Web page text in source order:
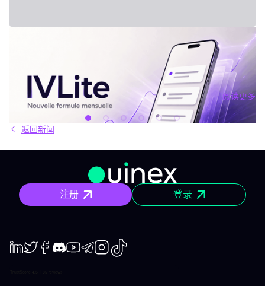
IVLite：IVT精华通知，每月仅29欧元 清晰的计划、市场简报和回
顾，直接送达您的手机与电脑，仅此而已。 问题不在于信息匮乏，
而是过剩。每天都有数十种分析、相互矛盾的观点和信号交织在市
场中。结果就是：你推迟，把事情留到“以后”，最后只能被动应对市
场，而不是主动掌控。 IVLite正是基于这个现象而诞生的。每月
29€，只为你提供一件事：IVT的核心内容通知。 IVLite究竟是什
么？ IVLite即IVT通知的访问权，仅此而已。 具体来说，你会在手机
和电脑上收到IVT教练们制作的清晰计划、短期及中期简报和市场回
信息流，无需额外的动态，不会有无关填充内容。 专为积极投资、
但有正职工作、有生活，无法整天盯着屏幕的人设计。 你将获得哪
些内容？ 精确的市场信息 清晰的情景与关键位，一目了然。你会明
确聚焦要点，不会分心。 明确的计划 预设了操作框架：关注区域、
预期情景与失效点。你不是临场才应付市场，而是有备而来。 短中
期简报 市场波动时，我们抓住波动性；趋势确定时，我们有系统地
流与真实投资者行为。不是猜测，也不是市井杂音。 IVLite的一天
举个例子，一天的节奏大致如下： 07:45 晨间简报 开盘前设定今日
基调。 09:12 今日计划，CAC 40 明确关注点、操作情景、失效
点。 14:30 中期简报，黄金 趋势形成时，科学跟随。 22:05 市场回
阅读更多
阅读
返回新闻
注册 登录
Telegram
Instagram